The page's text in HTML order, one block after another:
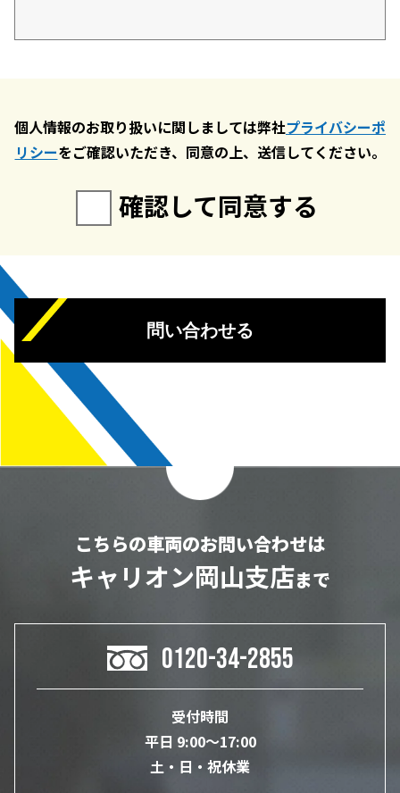
個人情報のお取り扱いに関しましては弊社プライバシーポ
リシーをご確認いただき、同意の上、送信してください。
確認して同意する
問い合わせる
こちらの車両のお問い合わせは
キャリオン岡山支店まで
0120-34-2855
受付時間
平日 9:00～17:00
土・日・祝休業